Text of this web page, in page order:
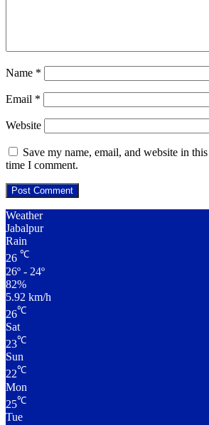
Name *
Email *
Website
Save my name, email, and website in
time I comment.
Weather
Jabalpur
Rain
26 ℃
26º - 24º
82%
5.92 km/h
26℃
Sat
23℃
Sun
22℃
Mon
25℃
Tue